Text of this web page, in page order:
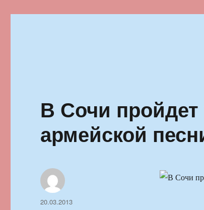
В Сочи
армейской
Автор
Опубликовано
20.03.2013